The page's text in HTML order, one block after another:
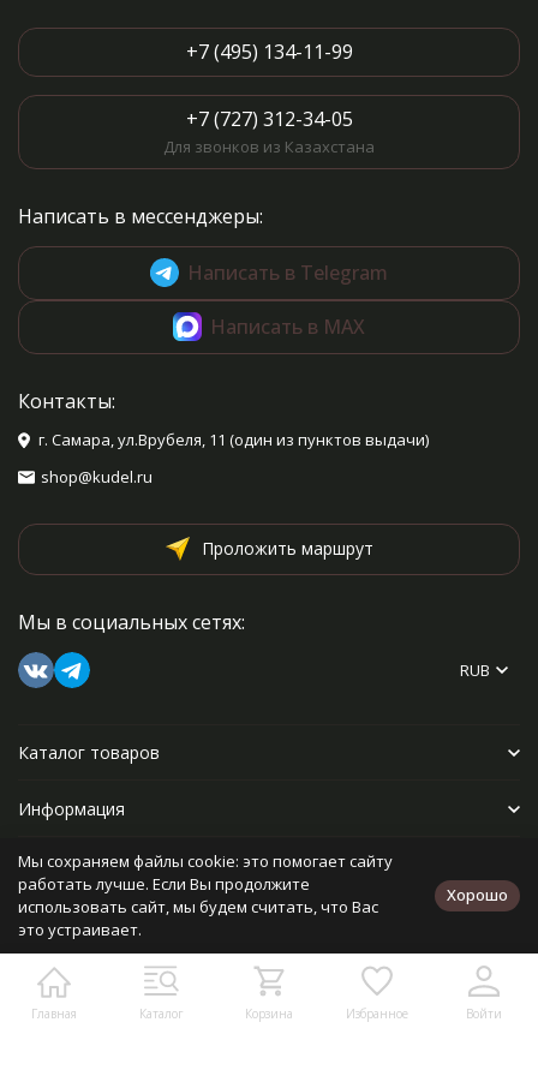
Главная Каталог Корзина Избранное Войти
+7 (495) 134-11-99
+7 (727) 312-34-05
Для звонков из Казахстана
Написать в мессенджеры:
Написать в Telegram
Написать в MAX
Контакты:
г. Самара, ул.Врубеля, 11 (один из пунктов выдачи)
shop@kudel.ru
Проложить маршрут
Мы в социальных сетях:
RUB
Каталог товаров
Информация
Прочее
Политика персональных данных
Разработано в
bodysite.ru
Мы сохраняем файлы cookie: это помогает сайту
работать лучше. Если Вы продолжите
использовать сайт, мы будем считать, что Вас
это устраивает.
Хорошо